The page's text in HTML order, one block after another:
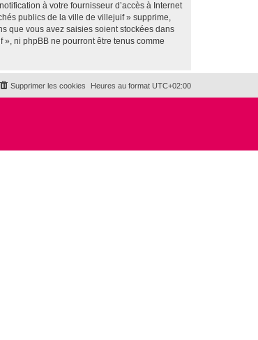
à votre fournisseur d’accès à Internet
publics de la ville de villejuif » supprime,
que vous avez saisies soient stockées dans
ni phpBB ne pourront être tenus comme
Heures au format UTC+02:00
Supprimer les cookies